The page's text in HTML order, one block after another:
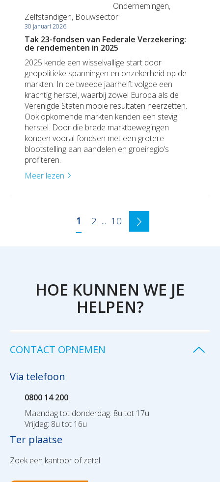
Ondernemingen,
Zelfstandigen, Bouwsector
30 januari 2026
Tak 23-fondsen van Federale Verzekering:
de rendementen in 2025
2025 kende een wisselvallige start door
geopolitieke spanningen en onzekerheid op de
markten. In de tweede jaarhelft volgde een
krachtig herstel, waarbij zowel Europa als de
Verenigde Staten mooie resultaten neerzetten.
Ook opkomende markten kenden een stevig
herstel. Door die brede marktbewegingen
konden vooral fondsen met een grotere
blootstelling aan aandelen en groeiregio’s
profiteren.
Meer lezen
1 2 ... 10
HOE KUNNEN WE JE
HELPEN?
CONTACT OPNEMEN
Via telefoon
0800 14 200
Maandag tot donderdag: 8u tot 17u
Vrijdag: 8u tot 16u
Ter plaatse
Zoek een kantoor of zetel